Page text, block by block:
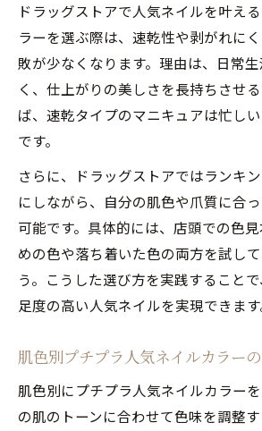
ドラッグストアで人気ネイルを叶え
ラーを選ぶ際は、速乾性や剥がれに
敗が少なくなります。理由は、日常
く、仕上がりの美しさを長持ちさせ
ば、速乾タイプのマニキュアは忙し
です。
さらに、ドラッグストアではランキ
にしながら、自分の肌色や爪質に合
可能です。具体的には、店頭での色
めの色や落ち着いた色の両方を試し
う。こうした選び方を実践すること
足度の高い人気ネイルを実現できます
肌色別プチプラ人気ネイルカラー
肌色別にプチプラ人気ネイルカラー
の肌のトーンに合わせて色味を調整